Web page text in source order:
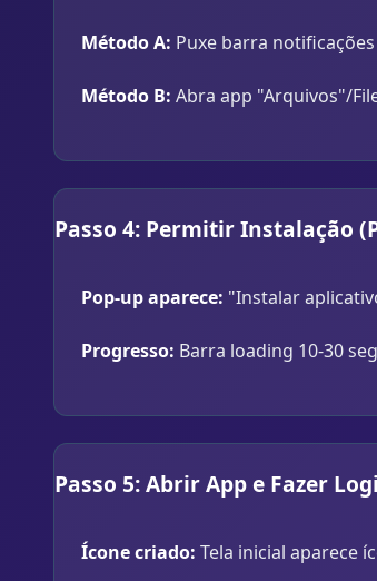
Método A: Puxe barra
Método B: Abra app "Arquivos"/
Passo 4: Permitir Instalação
Pop-up aparece: "Instalar
Progresso: Barra loading 10-30
Passo 5: Abrir App e Fazer
Ícone criado: Tela inicial aparece